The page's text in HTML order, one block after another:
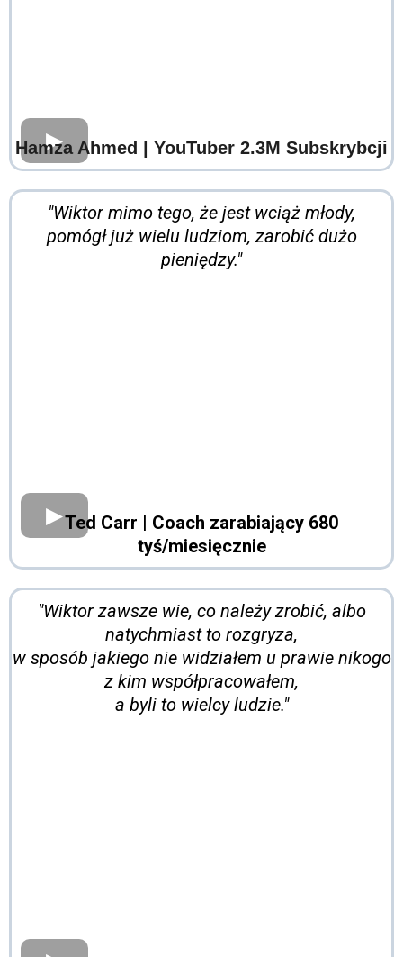
Hamza Ahmed | YouTuber 2.3M Subskrybcji
"Wiktor mimo tego, że jest wciąż młody,
pomógł już wielu ludziom, zarobić dużo
pieniędzy."
Ted Carr | Coach zarabiający 680
tyś/miesięcznie
"Wiktor zawsze wie, co należy zrobić, albo
natychmiast to rozgryza,
w sposób jakiego nie widziałem u prawie nikogo
z kim współpracowałem,
a byli to wielcy ludzie."